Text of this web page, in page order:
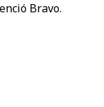
Bravo.